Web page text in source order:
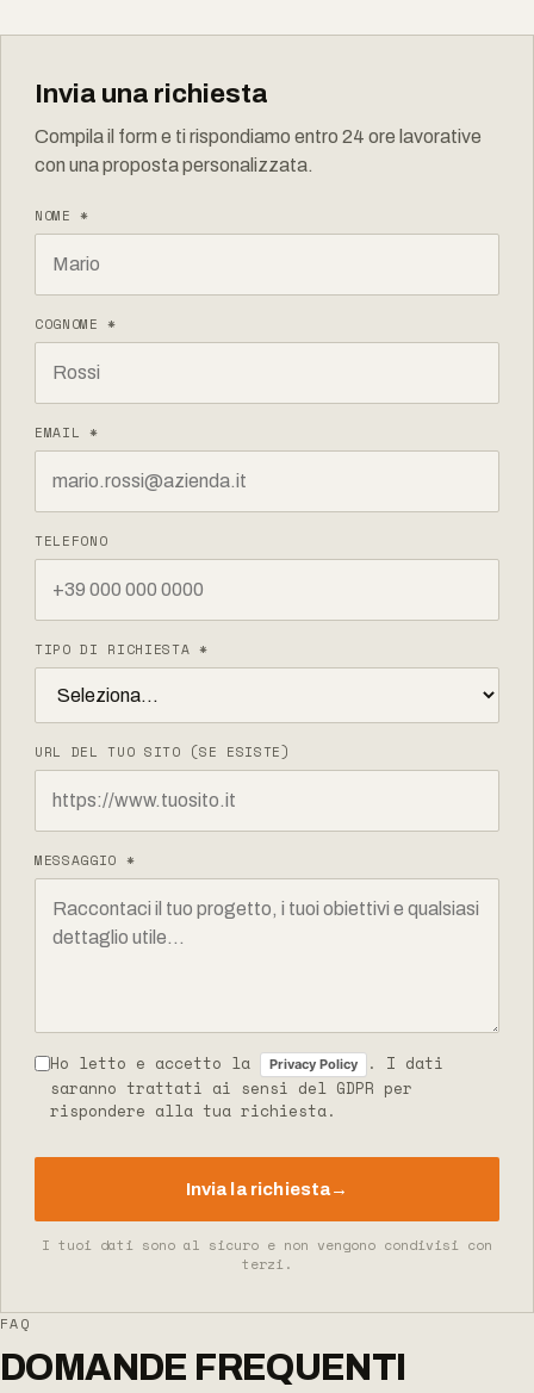
Invia una richiesta
Compila il form e ti rispondiamo entro 24 ore lavorative
con una proposta personalizzata.
NOME *
COGNOME *
EMAIL *
TELEFONO
TIPO DI RICHIESTA *
URL DEL TUO SITO (SE ESISTE)
MESSAGGIO *
Ho letto e accetto la Privacy Policy
. I dati
saranno trattati ai sensi del GDPR per
rispondere alla tua richiesta.
Invia la richiesta→
I tuoi dati sono al sicuro e non vengono condivisi con
terzi.
FAQ
DOMANDE FREQUENTI